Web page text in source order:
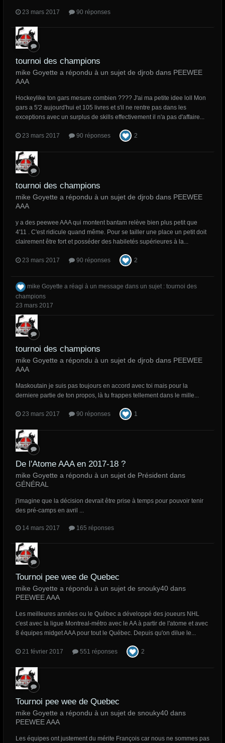
23 mars 2017 90 réponses
tournoi des champions
mike Goyette a répondu à un sujet de djrob dans PEEWEE
AAA
Hockeylike ton gars mesure combien ???? J'ai ma petite idee loll Mon
gars a 5'2 aujourd'hui et 105 livres et s'il ne rentre pas dans les
exceptions avec un surplus de skills effectivement il n'a pas d'affaire...
23 mars 2017 90 réponses 2
tournoi des champions
mike Goyette a répondu à un sujet de djrob dans PEEWEE
AAA
y a des peewee AAA qui montent bantam relève bien plus petit que
4'11 . C'est ridicule quand même. Pour se tailler une place un petit doit
clairement être fort et posséder des habiletés supérieures à la...
23 mars 2017 90 réponses 2
mike Goyette a réagi à un message dans un sujet : tournoi des
champions
23 mars 2017
tournoi des champions
mike Goyette a répondu à un sujet de djrob dans PEEWEE
AAA
Maskoutain je suis pas toujours en accord avec toi mais pour la
derniere partie de ton propos, là tu frappes tellement dans le mille...
23 mars 2017 90 réponses 1
De l'Atome AAA en 2017-18 ?
mike Goyette a répondu à un sujet de Président dans
GÉNÉRAL
j'imagine que la décision devrait être prise à temps pour pouvoir tenir
des pré-camps en avril ...
14 mars 2017 165 réponses
Tournoi pee wee de Quebec
mike Goyette a répondu à un sujet de snouky40 dans
PEEWEE AAA
Les meilleures années ou le Québec a développé des joueurs NHL
c'est avec la ligue Montreal-métro avec le AA à partir de l'atome et avec
8 équipes midget AAA pour tout le Québec. Depuis qu'on dilue le...
21 février 2017 551 réponses 2
Tournoi pee wee de Quebec
mike Goyette a répondu à un sujet de snouky40 dans
PEEWEE AAA
Les équipes ont justement du mérite François car nous ne sommes pas